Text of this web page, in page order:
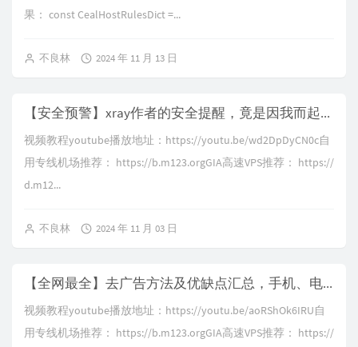
果： const CealHostRulesDict =...
不良林 2024 年 11 月 13 日
【安全预警】xray作者的安全提醒，竟是因我而起！？警惕节点信息被中间人劫持，解决明文http泄露面板节点信息，ssh隧道转发使用教程，无需域名实现https加密，免费IP证书申请流程
视频教程youtube播放地址：https://youtu.be/wd2DpDyCN0c自
用专线机场推荐： https://b.m123.orgGIA高速VPS推荐： https://
d.m12...
不良林 2024 年 11 月 03 日
【全网最全】去广告方法及优缺点汇总，手机、电脑、软路由各终端去广告，总有一种适合你，dns去广告、host去广告、mitm去广告、浏览器插件去广告，还你一个清爽的互联网世界
视频教程youtube播放地址：https://youtu.be/aoRShOk6IRU自
用专线机场推荐： https://b.m123.orgGIA高速VPS推荐： https://